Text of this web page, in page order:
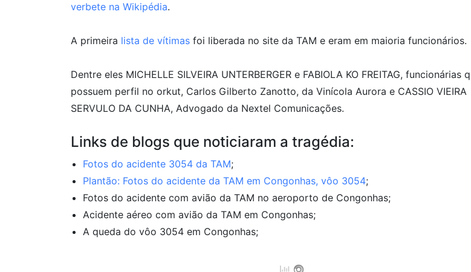
verbete na Wikipédia.
A primeira lista de vítimas foi liberada no site da TAM e eram em maioria funcionários.
Dentre eles MICHELLE SILVEIRA UNTERBERGER e FABIOLA KO FREITAG, funcionárias
possuem perfil no orkut, Carlos Gilberto Zanotto, da Vinícola Aurora e CASSIO VIEIRA
SERVULO DA CUNHA, Advogado da Nextel Comunicações.
Links de blogs que noticiaram a tragédia:
Fotos do acidente 3054 da TAM;
Plantão: Fotos do acidente da TAM em Congonhas, vôo 3054;
Fotos do acidente com avião da TAM no aeroporto de Congonhas;
Acidente aéreo com avião da TAM em Congonhas;
A queda do vôo 3054 em Congonhas;